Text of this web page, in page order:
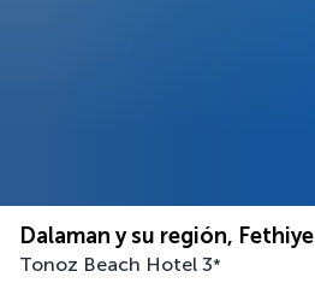
Dalaman y su región, Fethiye
Tonoz Beach Hotel 3*